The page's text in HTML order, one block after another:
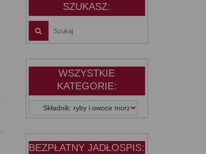
SZUKASZ:
WSZYSTKIE
KATEGORIE:
WSZYSTKIE
KATEGORIE:
BEZPŁATNY JADŁOSPIS: